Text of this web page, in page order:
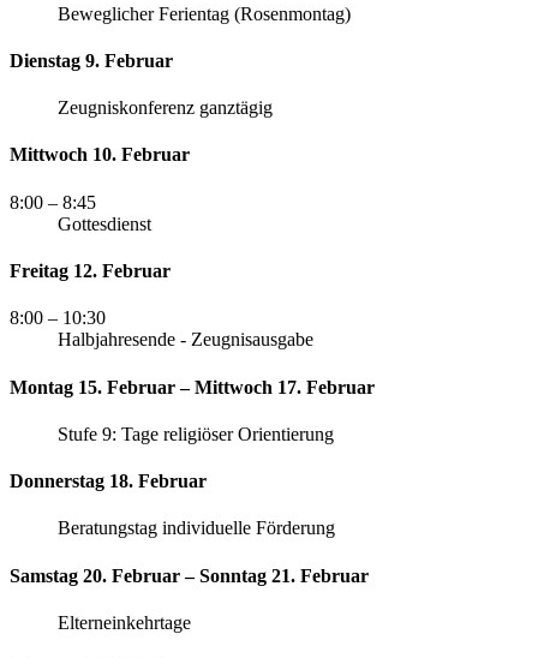
Beweglicher Ferientag (Rosenmontag)
Dienstag 9. Februar
Zeugniskonferenz ganztägig
Mittwoch 10. Februar
8:00 – 8:45
Gottesdienst
Freitag 12. Februar
8:00 – 10:30
Halbjahresende - Zeugnisausgabe
Montag 15. Februar – Mittwoch 17. Februar
Stufe 9: Tage religiöser Orientierung
Donnerstag 18. Februar
Beratungstag individuelle Förderung
Samstag 20. Februar – Sonntag 21. Februar
Elterneinkehrtage